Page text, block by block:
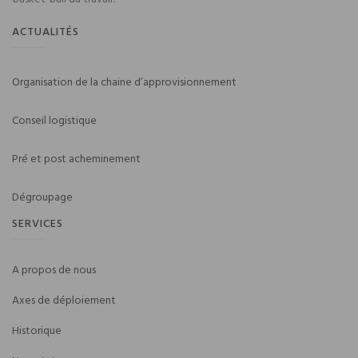
ACTUALITÉS
Organisation de la chaine d’approvisionnement
Conseil logistique
Pré et post acheminement
Dégroupage
SERVICES
A propos de nous
Axes de déploiement
Historique